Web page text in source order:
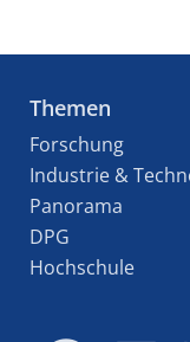
Themen
Forschung
Industrie &
Panorama
DPG
Hochschule